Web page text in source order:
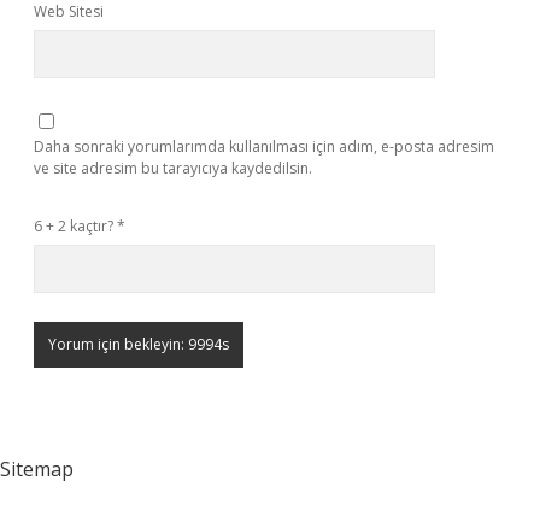
Web Sitesi
Daha sonraki yorumlarımda kullanılması için adım, e-posta adresim
ve site adresim bu tarayıcıya kaydedilsin.
6 + 2 kaçtır?*
Sitemap